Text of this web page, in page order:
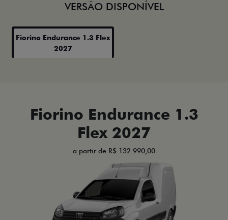
VERSÃO DISPONÍVEL
Fiorino Endurance 1.3 Flex
2027
Fiorino Endurance 1.3
Flex 2027
a partir de R$ 132.990,00